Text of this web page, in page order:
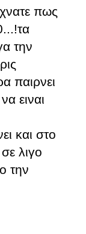
πως
την
παιρνει
ειναι
και στο
λιγο
την